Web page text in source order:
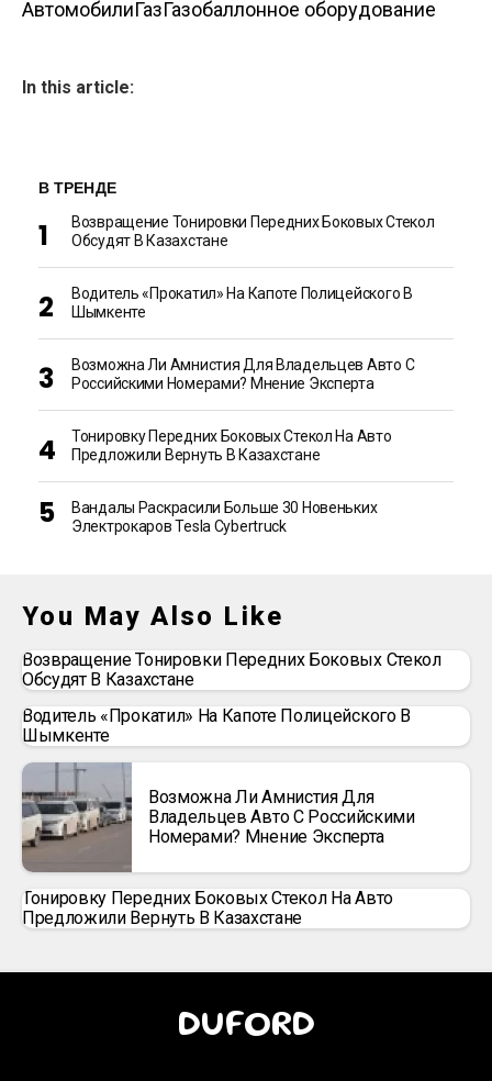
АвтомобилиГазГазобаллонное оборудование
In this article:
В ТРЕНДЕ
Возвращение Тонировки Передних Боковых Стекол
Обсудят В Казахстане
Водитель «прокатил» На Капоте Полицейского В
Шымкенте
Возможна Ли Амнистия Для Владельцев Авто С
Российскими Номерами? Мнение Эксперта
Тонировку Передних Боковых Стекол На Авто
Предложили Вернуть В Казахстане
Вандалы Раскрасили Больше 30 Новеньких
Электрокаров Tesla Cybertruck
You May Also Like
Возвращение Тонировки Передних Боковых Стекол
Обсудят В Казахстане
Водитель «прокатил» На Капоте Полицейского В
Шымкенте
Возможна Ли Амнистия Для
Владельцев Авто С Российскими
Номерами? Мнение Эксперта
Тонировку Передних Боковых Стекол На Авто
Предложили Вернуть В Казахстане
DUFORD